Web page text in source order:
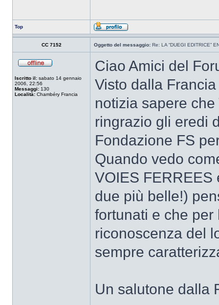
Top
CC 7152 Oggetto del messaggio: Re: LA “DUEGI EDITRICE”
Iscritto il: sabato 14 gennaio
2006, 22:56
Messaggi: 130
Località: Chambéry Francia
Ciao Amici del
Visto dalla
notizia sapere
ringrazio gli eredi
Fondazione FS
Quando vedo
VOIES FERREES
due più belle!)
fortunati e che
riconoscenza del
sempre
Un salutone dalla